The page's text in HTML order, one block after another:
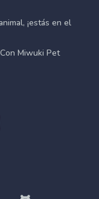
¡estás en el
Miwuki Pet